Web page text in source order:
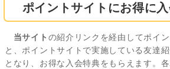
ポイントサイトにお得に
当サイト の紹介リンクを経由してポイ
と、ポイントサイトで実施している友達
となり、お得な入会特典をもらえます。